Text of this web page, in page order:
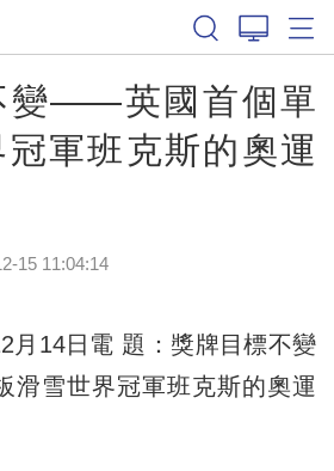
變——英國首個單
軍班克斯的奧運
15 11:04:14
14日電 題：獎牌目標不變
雪世界冠軍班克斯的奧運